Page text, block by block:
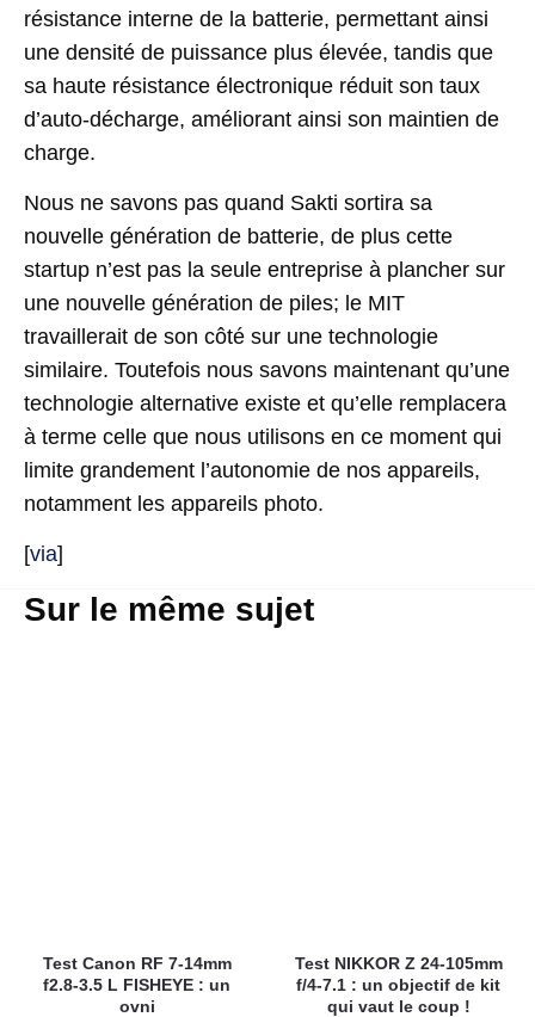
résistance interne de la batterie, permettant ainsi
une densité de puissance plus élevée, tandis que
sa haute résistance électronique réduit son taux
d’auto-décharge, améliorant ainsi son maintien de
charge.
Nous ne savons pas quand Sakti sortira sa
nouvelle génération de batterie, de plus cette
startup n’est pas la seule entreprise à plancher sur
une nouvelle génération de piles; le MIT
travaillerait de son côté sur une technologie
similaire. Toutefois nous savons maintenant qu’une
technologie alternative existe et qu’elle remplacera
à terme celle que nous utilisons en ce moment qui
limite grandement l’autonomie de nos appareils,
notamment les appareils photo.
[via]
Sur le même sujet
Test Canon RF 7-14mm
f2.8-3.5 L FISHEYE : un
ovni
Test NIKKOR Z 24-105mm
f/4-7.1 : un objectif de kit
qui vaut le coup !